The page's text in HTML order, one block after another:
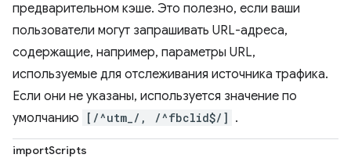
предварительном кэше. Это полезно, если ваши
пользователи могут запрашивать URL-адреса,
содержащие, например, параметры URL,
используемые для отслеживания источника трафика.
Если они не указаны, используется значение по
умолчанию
[/^utm_/, /^fbclid$/] .
importScripts